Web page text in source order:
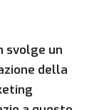
svolge un
della